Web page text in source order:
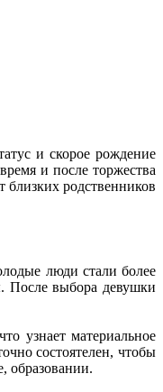
и скорое рождение
и после торжества
близких родственников
люди стали более
После выбора девушки
узнает материальное
состоятелен, чтобы
образовании.